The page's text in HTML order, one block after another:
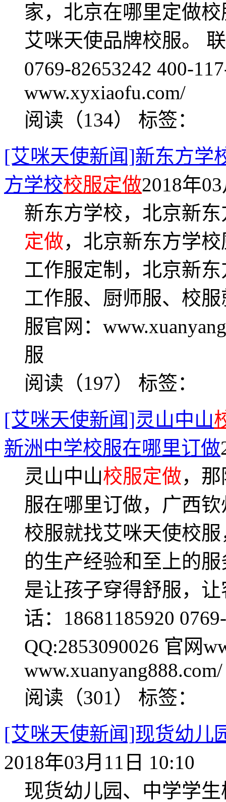
家，北京在哪里定做
艾咪天使品牌校服。
0769-82653242 400-
www.xyxiaofu.com/
阅读（134） 标签：
[艾咪天使新闻]新东方学
方学校校服定做2018年
新东方学校，北京新
定做，北京新东方学
工作服定制，北京新
工作服、厨师服、校
服官网：
服
阅读（197） 标签：
[艾咪天使新闻]灵山中山
新洲中学校服在哪里订做
灵山中山校服定做，
服在哪里订做，广西
校服就找艾咪天使校
的生产经验和至上的
是让孩子穿得舒服，
话：18681185920
QQ:2853090026 官网
www.xuanyang888.com/
阅读（301） 标签：
[艾咪天使新闻]现货幼儿
2018年03月11日 10:10
现货幼儿园、中学学